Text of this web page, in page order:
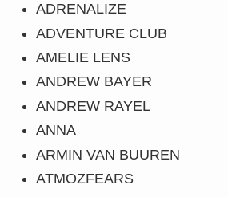
ADRENALIZE
ADVENTURE CLUB
AMELIE LENS
ANDREW BAYER
ANDREW RAYEL
ANNA
ARMIN VAN BUUREN
ATMOZFEARS